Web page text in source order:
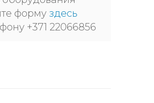
форму здесь
+371 22066856